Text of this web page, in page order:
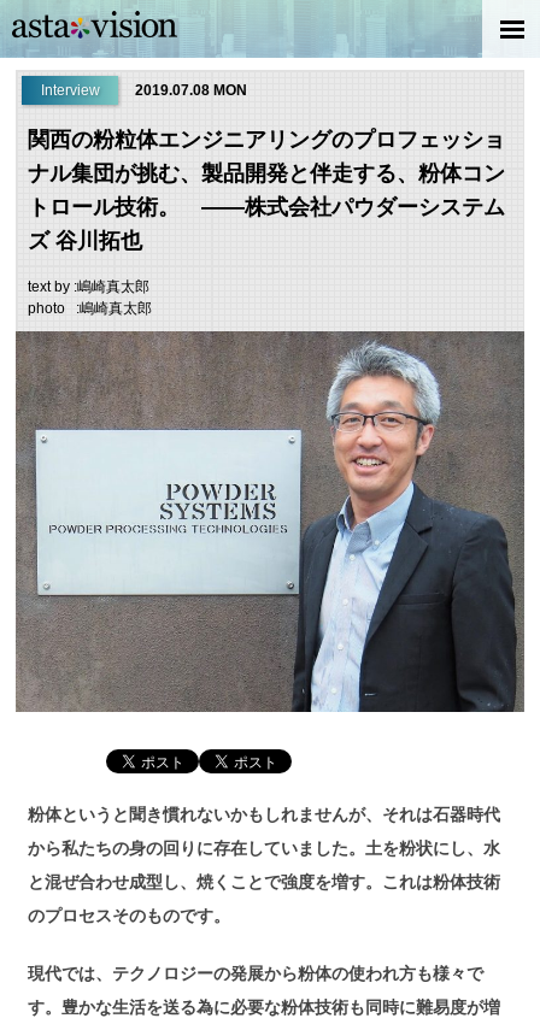
Interview 2019.07.08 MON
関西の粉粒体エンジニアリングのプロフェッショ
ナル集団が挑む、製品開発と伴走する、粉体コン
トロール技術。 ——株式会社パウダーシステム
ズ 谷川拓也
text by :嶋崎真太郎
photo :嶋崎真太郎
粉体というと聞き慣れないかもしれませんが、それは石器時代
から私たちの身の回りに存在していました。土を粉状にし、水
と混ぜ合わせ成型し、焼くことで強度を増す。これは粉体技術
のプロセスそのものです。
現代では、テクノロジーの発展から粉体の使われ方も様々で
す。豊かな生活を送る為に必要な粉体技術も同時に難易度が増